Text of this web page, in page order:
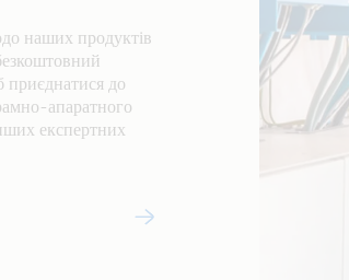
наших продуктів
до
апаратного
експертних